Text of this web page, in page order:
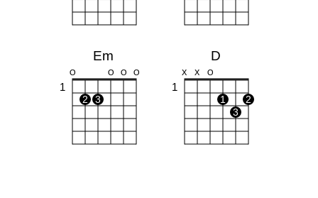
Em
O O O O
1
2 3
D
X X O
1
1
2
3